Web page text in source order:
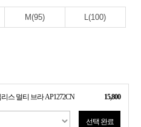
M(95) L(100)
스 멀티 브라 AP1272CN 15,800
선택 완료